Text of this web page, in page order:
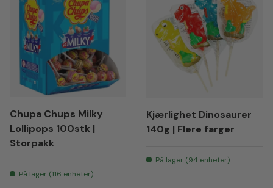
Chupa Chups Milky
Lollipops 100stk |
Storpakk
På lager (116 enheter)
Kjærlighet Dinosaurer
140g | Flere farger
På lager (94 enheter)